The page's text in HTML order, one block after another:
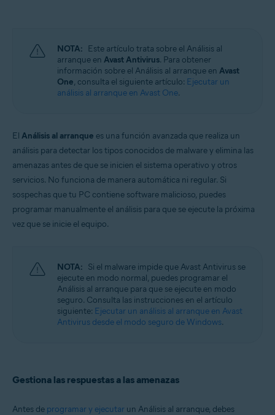
Avast Free Antivirus
Sistemas operativos:
NOTA: Este artículo trata sobre el Análisis al
arranque en Avast Antivirus. Para obtener
información sobre el Análisis al arranque en Avast
One, consulta el siguiente artículo: Ejecutar un
análisis al arranque en Avast One.
El Análisis al arranque es una función avanzada que realiza un
análisis para detectar los tipos conocidos de malware y elimina las
amenazas antes de que se inicien el sistema operativo y otros
servicios. No funciona de manera automática ni regular. Si
sospechas que tu PC contiene software malicioso, puedes
programar manualmente el análisis para que se ejecute la próxima
vez que se inicie el equipo.
NOTA: Si el malware impide que Avast Antivirus se
ejecute en modo normal, puedes programar el
Análisis al arranque para que se ejecute en modo
seguro. Consulta las instrucciones en el artículo
siguiente: Ejecutar un análisis al arranque en Avast
Antivirus desde el modo seguro de Windows.
Gestiona las respuestas a las amenazas
Antes de programar y ejecutar un Análisis al arranque, debes